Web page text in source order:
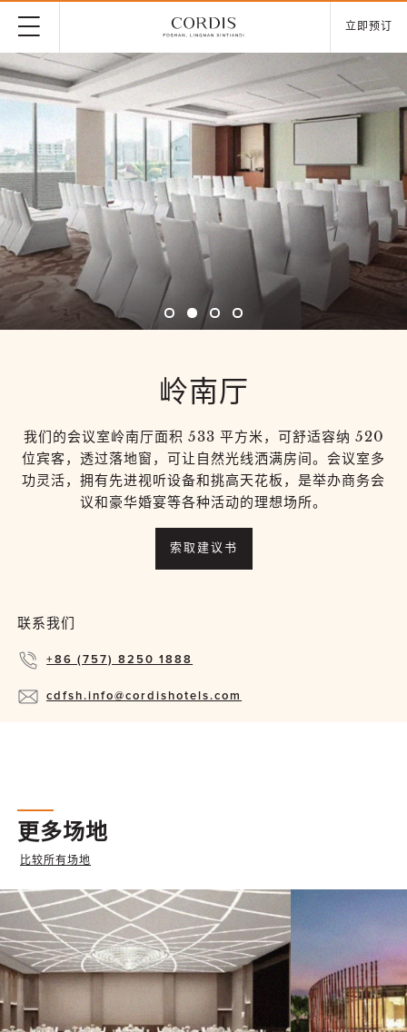
立即预订
岭南厅
我们的会议室岭南厅面积 533 平方米，可舒适容纳 520
位宾客，透过落地窗，可让自然光线洒满房间。会议室多
功灵活，拥有先进视听设备和挑高天花板，是举办商务会
议和豪华婚宴等各种活动的理想场所。
索取建议书
联系我们
+86 (757) 8250 1888
cdfsh.info@cordishotels.com
更多场地
比较所有场地